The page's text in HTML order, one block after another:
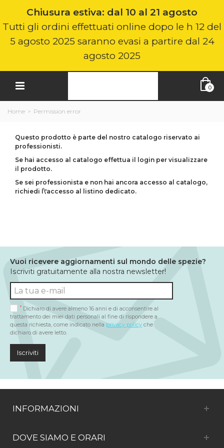
Chiusura estiva: dal 10 al 21 agosto
Tutti gli ordini effettuati online dopo le h 12 del
5 agosto 2025 saranno evasi a partire dal 24
agosto 2025
0
Home > Permission error
Questo prodotto è parte del nostro catalogo riservato ai
professionisti.
Se hai accesso al catalogo effettua il login per visualizzare
il prodotto.
Se sei professionista e non hai ancora accesso al catalogo,
richiedi l\'accesso al listino dedicato.
Vuoi ricevere aggiornamenti sul mondo delle spezie?
Iscriviti gratuitamente alla nostra newsletter!
* Dichiaro di avere almeno 16 anni e di acconsentire al
trattamento dei miei dati personali al fine di rispondere a
questa richiesta, come indicato nella privacy policy che
dichiaro di avere letto.
Iscriviti
INFORMAZIONI
DOVE SIAMO E ORARI